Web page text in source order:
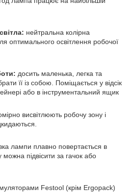
нейтральна колірна
оптимального освітлення робочої
досить маленька, легка та
її із собою. Поміщається у відсік
або в інструментальний ящик
висвітлюють робочу зону і
лампи плавно повертається в
підвісити за гачок або
Festool (крім Ergopack)